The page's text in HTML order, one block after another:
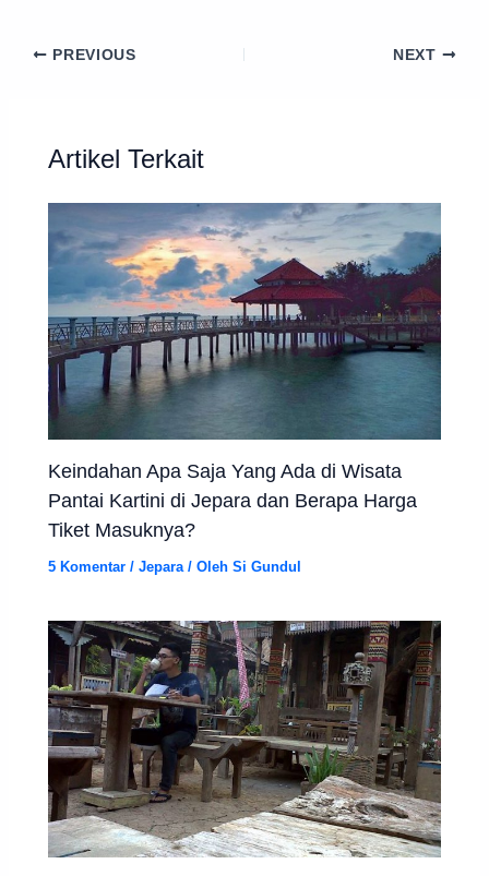
PREVIOUS NEXT
Artikel Terkait
Keindahan Apa Saja Yang Ada di Wisata
Pantai Kartini di Jepara dan Berapa Harga
Tiket Masuknya?
5 Komentar /Jepara / OlehSi Gundul